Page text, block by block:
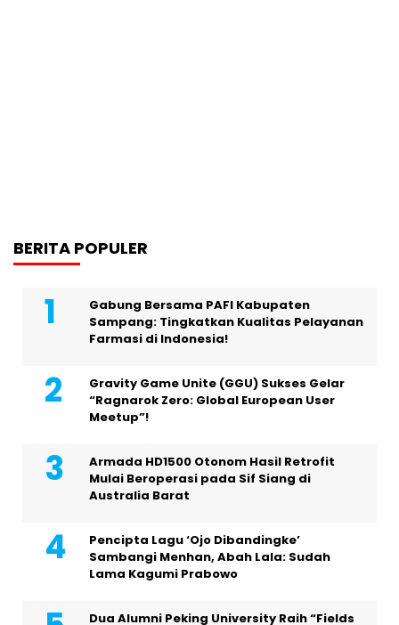
BERITA POPULER
Gabung Bersama PAFI Kabupaten
Sampang: Tingkatkan Kualitas Pelayanan
Farmasi di Indonesia!
Gravity Game Unite (GGU) Sukses Gelar
“Ragnarok Zero: Global European User
Meetup”!
Armada HD1500 Otonom Hasil Retrofit
Mulai Beroperasi pada Sif Siang di
Australia Barat
Pencipta Lagu ‘Ojo Dibandingke’
Sambangi Menhan, Abah Lala: Sudah
Lama Kagumi Prabowo
Dua Alumni Peking University Raih “Fields